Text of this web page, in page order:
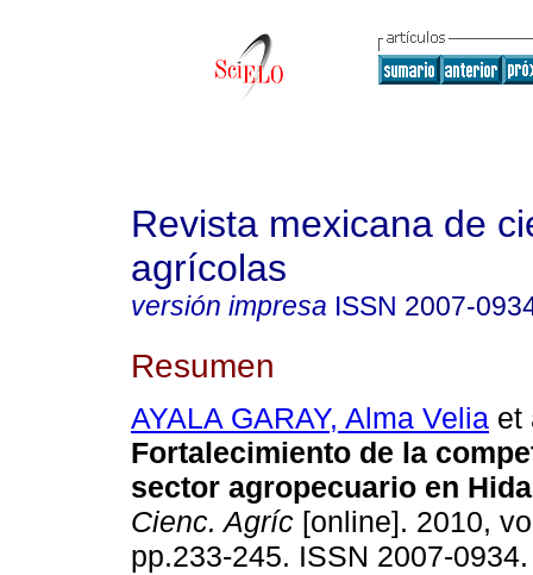
Revista mexicana de
agrícolas
versión impresa ISSN 2007-
Resumen
AYALA GARAY, Alma Velia et
Fortalecimiento de la
sector agropecuario en
Cienc. Agríc [online]. 2010,
pp.233-245. ISSN 2007-0934.